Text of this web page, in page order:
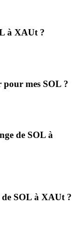
à XAUt ?
pour mes SOL ?
de SOL à
de SOL à XAUt ?